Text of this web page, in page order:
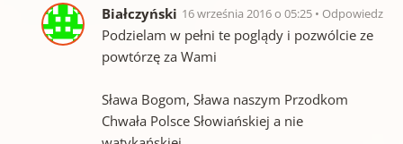
Białczyński 16 września 2016 o 05:25 Odpowiedz
Podzielam w pełni te poglądy i pozwólcie ze
powtórzę za Wami
Sława Bogom, Sława naszym Przodkom
Chwała Polsce Słowiańskiej a nie